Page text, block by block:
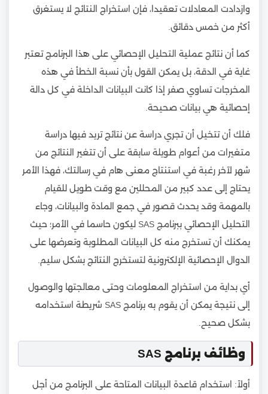
وازدادت المعادلات تعقيدا، فإن استخراج النتائج لا يستغرق
أكثر من خمس دقائق.
كما أن نتائج عملية التحليل الإحصائي على هذا البرنامج تعتبر
غاية في الدقة، بل يمكن القول بأن نسبة الخطأ في هذه
المخرجات تساوي صفر إذا كانت البيانات الداخلة في كل دالة
إحصائية هي بيانات صحيحة.
فلك أن تتخيل أن تجري دراسة عن نتائج تريد فيها دراسة
متغيرات من أعوام طويلة سابقة على أن تتغير النتائج من
شهر لآخر رغبة في استنتاج معنى هام في رسالتك، فهذا الأمر
يحتاج إلى عدد كبير من المحللين مع وقت طويل للقيام
بالمهمة وقد يحدث قصور في جمع المادة والبيانات، وجاء
التحليل الإحصائي ببرنامج SAS ليكون حاسما في الأمر؛ حيث
يمكنك أن تستخرج منه كل البيانات المطلوبة وتعرضها على
الدوال الإحصائية الإلكترونية لتستخرج النتائج بشكل سليم.
أي بداية من استخراج المعلومات وحتى معالجتها والوصول
إلى نتيجة يمكن أن يقوم به برنامج SAS شريطة استخدامه
بشكل صحيح.
وظائف برنامج SAS
أولاً: استخدام قاعدة البيانات المتاحة على البرنامج من أجل